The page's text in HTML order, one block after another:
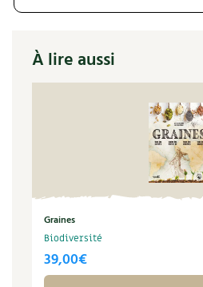
Matériaux écologiques
Décoration et petit bricolage
Santé et bien-être
Appels à témoignage
À lire aussi
Graines
Biodiversité
39,00€